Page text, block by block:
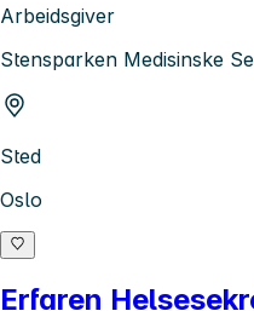
Arbeidsgiver
Stensparken Medisinske
Sted
Oslo
Erfaren